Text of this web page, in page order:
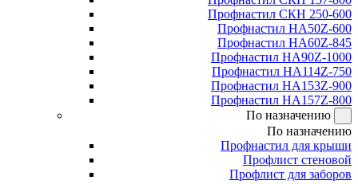
Профнастил СКН 250-600
Профнастил НА50Z-600
Профнастил НА60Z-845
Профнастил НА90Z-1000
Профнастил НА114Z-750
Профнастил НА153Z-900
Профнастил НА157Z-800
По назначению
По назначению
Профнастил для крыши
Профлист стеновой
Профлист для заборов